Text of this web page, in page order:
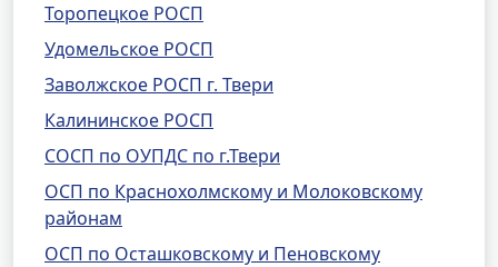
Торопецкое РОСП
Удомельское РОСП
Заволжское РОСП г. Твери
Калининское РОСП
СОСП по ОУПДС по г.Твери
ОСП по Краснохолмскому и Молоковскому
районам
ОСП по Осташковскому и Пеновскому